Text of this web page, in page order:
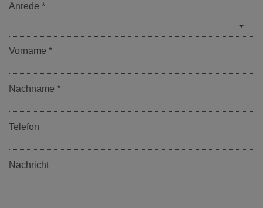
Anrede
Vorname
Nachname
Telefon
Nachricht